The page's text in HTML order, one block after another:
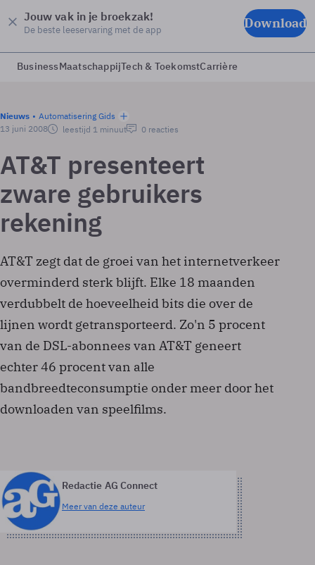
Jouw vak in je broekzak!
De beste leeservaring met de app Download
BusinessMaatschappijTech & ToekomstCarrière
Nieuws
Automatisering Gids
13 juni 2008
leestijd 1 minuut 0 reacties
AT&T presenteert
zware gebruikers
rekening
AT&T zegt dat de groei van het internetverkeer
overminderd sterk blijft. Elke 18 maanden
verdubbelt de hoeveelheid bits die over de
lijnen wordt getransporteerd. Zo'n 5 procent
van de DSL-abonnees van AT&T geneert
echter 46 procent van alle
bandbreedteconsumptie onder meer door het
downloaden van speelfilms.
Redactie AG Connect
Meer van deze auteur